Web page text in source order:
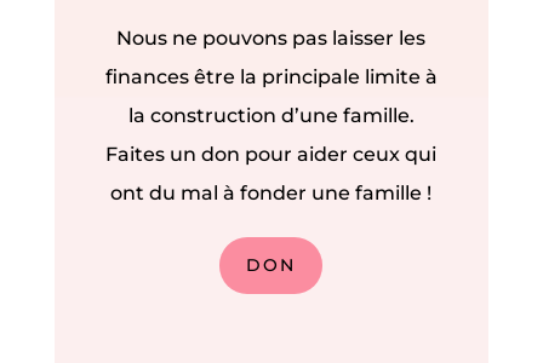
Nous ne pouvons pas laisser les
finances être la principale limite à
la construction d’une famille.
Faites un don pour aider ceux qui
ont du mal à fonder une famille !
DON